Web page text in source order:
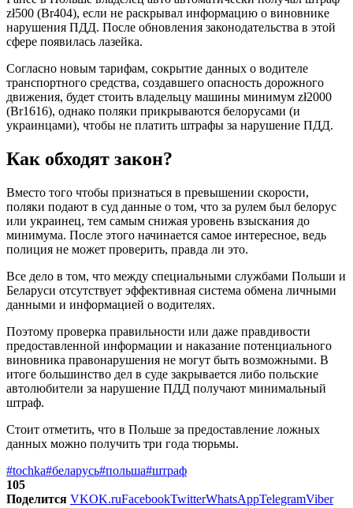
zł500 (Br404), если не раскрывал информацию о виновнике
нарушения ПДД. После обновления законодательства в этой
сфере появилась лазейка.
Согласно новым тарифам, сокрытие данных о водителе
транспортного средства, создавшего опасность дорожного
движения, будет стоить владельцу машины минимум zł2000
(Br1616), однако поляки прикрываются белорусами (и
украинцами), чтобы не платить штрафы за нарушение ПДД.
Как обходят закон?
Вместо того чтобы признаться в превышении скорости,
поляки подают в суд данные о том, что за рулем был белорус
или украинец, тем самым снижая уровень взыскания до
минимума. После этого начинается самое интересное, ведь
полиция не может проверить, правда ли это.
Все дело в том, что между специальными службами Польши и
Беларуси отсутствует эффективная система обмена личными
данными и информацией о водителях.
Поэтому проверка правильности или даже правдивости
предоставленной информации и наказание потенциального
виновника правонарушения не могут быть возможными. В
итоге большинство дел в суде закрывается либо польские
автолюбители за нарушение ПДД получают минимальный
штраф.
Стоит отметить, что в Польше за предоставление ложных
данных можно получить три года тюрьмы.
#tochka#беларусь#польша#штраф
105
Поделится VKOK.ruFacebookTwitterWhatsAppTelegramViber